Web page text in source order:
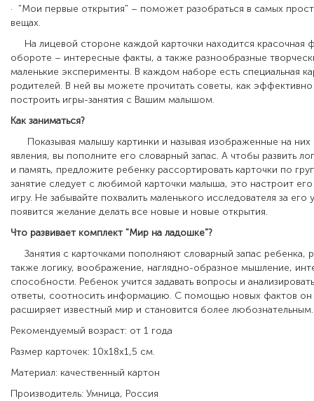
· "Мои первые открытия" – поможет разобраться в самых
вещах.
На лицевой стороне каждой карточки находится красочная
обороте – интересные факты, а также разнообразные
маленькие эксперименты. В каждом наборе есть специальная
родителей. В ней вы можете прочитать советы, как эффективно
построить игры-занятия с Вашим малышом.
Как заниматься?
Показывая малышу картинки и называя изображенные на них
явления, вы пополните его словарный запас. А чтобы развить
и память, предложите ребенку рассортировать карточки по
занятие следует с любимой карточки малыша, это настроит
игру. Не забывайте похвалить маленького исследователя за его
появится желание делать все новые и новые открытия.
Что развивает комплект "Мир на ладошке"?
Занятия с карточками пополняют словарный запас ребенка,
также логику, воображение, наглядно-образное мышление,
способности. Ребенок учится задавать вопросы и
ответы, соотносить информацию. С помощью новых фактов он
расширяет известный мир и становится более любознательным.
Рекомендуемый возраст: от 1 года
Размер карточек: 10х18х1,5 см.
Материал: качественный картон
Производитель: Умница, Россия